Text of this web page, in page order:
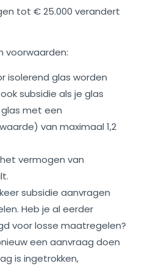
tot € 25.000 verandert
voorwaarden:
isolerend glas worden
subsidie als je glas
met een
van maximaal 1,2
vermogen van
subsidie aanvragen
Heb je al eerder
voor losse maatregelen?
een aanvraag doen
is ingetrokken,